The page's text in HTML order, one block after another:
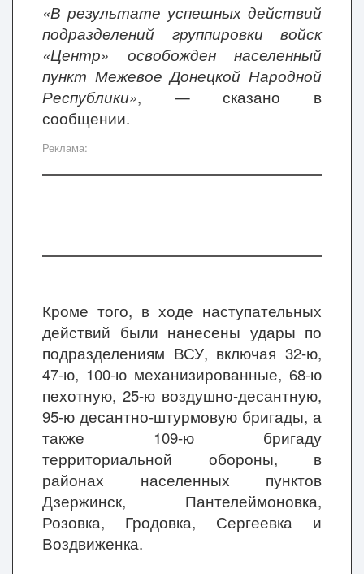
«В результате успешных действий
подразделений группировки войск
«Центр» освобожден населенный
пункт Межевое Донецкой Народной
Республики», — сказано в
сообщении.
Реклама:
Кроме того, в ходе наступательных
действий были нанесены удары по
подразделениям ВСУ, включая 32-ю,
47-ю, 100-ю механизированные, 68-ю
пехотную, 25-ю воздушно-десантную,
95-ю десантно-штурмовую бригады, а
также 109-ю бригаду
территориальной обороны, в
районах населенных пунктов
Дзержинск, Пантелеймоновка,
Розовка, Гродовка, Сергеевка и
Воздвиженка.